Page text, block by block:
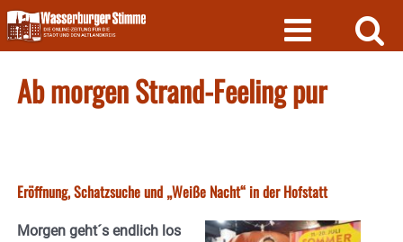
Skip
to
content
Ab morgen Strand-Feeling pur
Eröffnung, Schatzsuche und „Weiße Nacht“ in der Hofstatt
Morgen geht´s endlich los